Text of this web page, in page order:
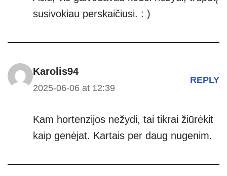
susivokiau perskaičiusi. : )
Karolis94
2025-06-06 at 12:39
REPLY
Kam hortenzijos nežydi, tai tikrai žiūrėkit
kaip genėjat. Kartais per daug nugenim.